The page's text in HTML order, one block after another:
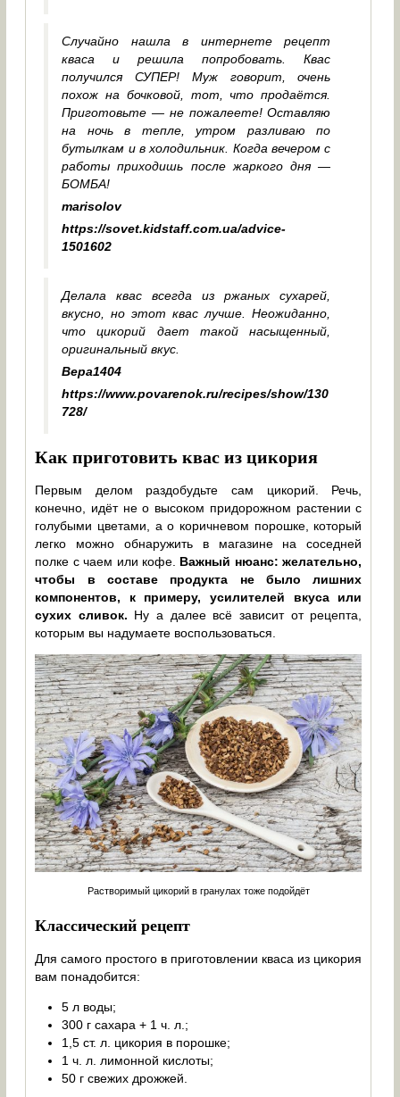
Случайно нашла в интернете рецепт
кваса и решила попробовать. Квас
получился СУПЕР! Муж говорит, очень
похож на бочковой, тот, что продаётся.
Приготовьте — не пожалеете! Оставляю
на ночь в тепле, утром разливаю по
бутылкам и в холодильник. Когда вечером с
работы приходишь после жаркого дня —
БОМБА!
marisolov
https://sovet.kidstaff.com.ua/advice-
1501602
Делала квас всегда из ржаных сухарей,
вкусно, но этот квас лучше. Неожиданно,
что цикорий дает такой насыщенный,
оригинальный вкус.
Вера1404
https://www.povarenok.ru/recipes/show/130
728/
Как приготовить квас из цикория
Первым делом раздобудьте сам цикорий. Речь,
конечно, идёт не о высоком придорожном растении с
голубыми цветами, а о коричневом порошке, который
легко можно обнаружить в магазине на соседней
полке с чаем или кофе. Важный нюанс: желательно,
чтобы в составе продукта не было лишних
компонентов, к примеру, усилителей вкуса или
сухих сливок. Ну а далее всё зависит от рецепта,
которым вы надумаете воспользоваться.
Растворимый цикорий в гранулах тоже подойдёт
Классический рецепт
Для самого простого в приготовлении кваса из цикория
вам понадобится:
5 л воды;
300 г сахара + 1 ч. л.;
1,5 ст. л. цикория в порошке;
1 ч. л. лимонной кислоты;
50 г свежих дрожжей.